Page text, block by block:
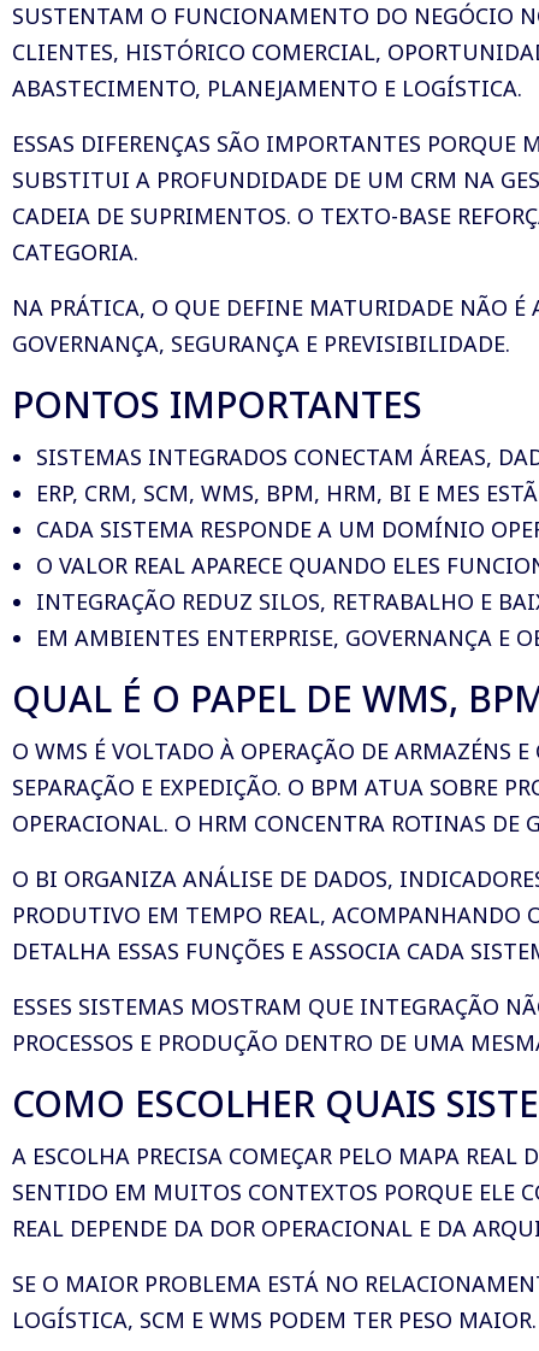
SUSTENTAM O FUNCIONAMENTO DO NEGÓCIO
CLIENTES, HISTÓRICO COMERCIAL,
ABASTECIMENTO, PLANEJAMENTO E LOGÍSTICA.
ESSAS DIFERENÇAS SÃO IMPORTANTES
SUBSTITUI A PROFUNDIDADE DE UM CRM NA
CADEIA DE SUPRIMENTOS. O TEXTO-BASE
CATEGORIA.
NA PRÁTICA, O QUE DEFINE MATURIDADE NÃO É
GOVERNANÇA, SEGURANÇA E PREVISIBILIDADE.
PONTOS IMPORTANTES
SISTEMAS INTEGRADOS CONECTAM ÁREAS,
ERP, CRM, SCM, WMS, BPM, HRM, BI E MES
CADA SISTEMA RESPONDE A UM DOMÍNIO
O VALOR REAL APARECE QUANDO ELES
INTEGRAÇÃO REDUZ SILOS, RETRABALHO E
EM AMBIENTES ENTERPRISE, GOVERNANÇA E
QUAL É O PAPEL DE WMS,
O WMS É VOLTADO À OPERAÇÃO DE ARMAZÉNS
SEPARAÇÃO E EXPEDIÇÃO. O BPM ATUA SOBRE
OPERACIONAL. O HRM CONCENTRA ROTINAS DE
O BI ORGANIZA ANÁLISE DE DADOS,
PRODUTIVO EM TEMPO REAL, ACOMPANHANDO
DETALHA ESSAS FUNÇÕES E ASSOCIA CADA
ESSES SISTEMAS MOSTRAM QUE INTEGRAÇÃO
PROCESSOS E PRODUÇÃO DENTRO DE UMA
COMO ESCOLHER QUAIS
A ESCOLHA PRECISA COMEÇAR PELO MAPA REAL
SENTIDO EM MUITOS CONTEXTOS PORQUE ELE
REAL DEPENDE DA DOR OPERACIONAL E DA
SE O MAIOR PROBLEMA ESTÁ NO
LOGÍSTICA, SCM E WMS PODEM TER PESO